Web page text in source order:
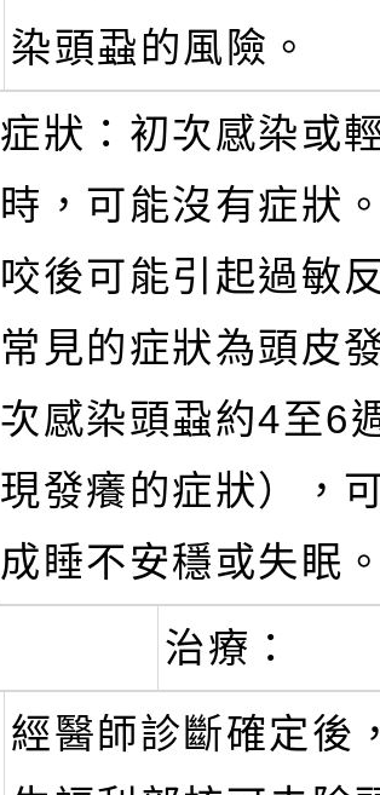
染頭蝨的風險。
症狀：初次感染或
時，可能沒有症狀
咬後可能引起過敏
常見的症狀為頭皮
次感染頭蝨約4至6
現發癢的症狀），
成睡不安穩或失眠
治療：
經醫師診斷確定後